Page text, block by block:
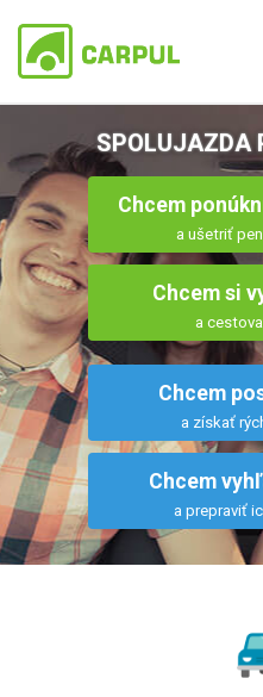
SPOLUJAZDA
Chcem
a ušetriť
Chcem si
a
Chcem
a získať
Chcem
a prepraviť